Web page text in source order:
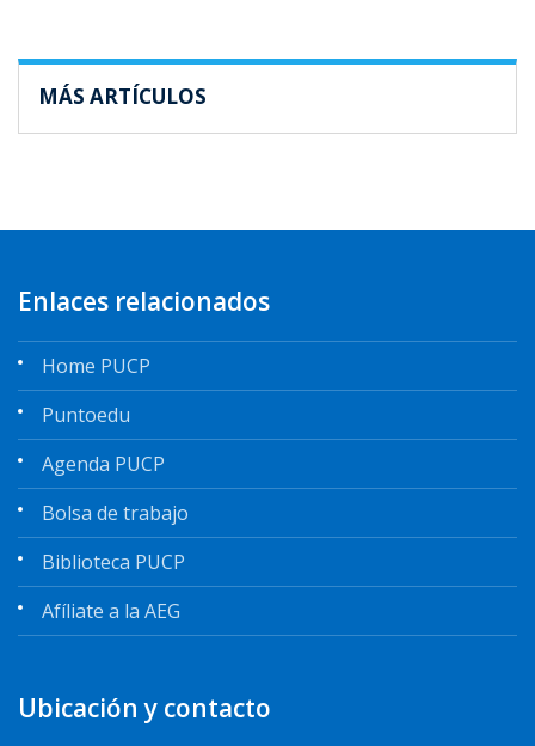
MÁS ARTÍCULOS
Enlaces relacionados
Home PUCP
Puntoedu
Agenda PUCP
Bolsa de trabajo
Biblioteca PUCP
Afíliate a la AEG
Ubicación y contacto